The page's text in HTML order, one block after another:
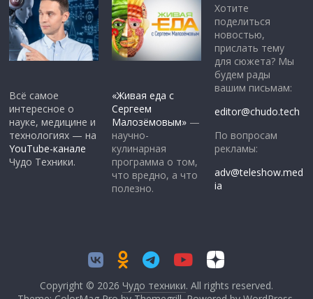
Всё самое
интересное о
науке, медицине и
технологиях — на
YouTube-канале
Чудо Техники.
«Живая еда с
Сергеем
Малозёмовым» —
научно-
кулинарная
программа о том,
что вредно, а что
полезно.
Хотите
поделиться
новостью,
прислать тему
для сюжета? Мы
будем рады
вашим письмам:
editor@chudo.tech
По вопросам
рекламы:
adv@teleshow.med
ia
Copyright © 2026 Чудо техники. All rights reserved.